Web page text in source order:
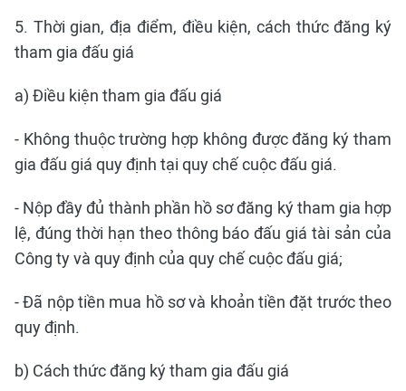
5. Thời gian, địa điểm, điều kiện, cách thức đăng ký
tham gia đấu giá
a) Điều kiện tham gia đấu giá
- Không thuộc trường hợp không được đăng ký tham
gia đấu giá quy định tại quy chế cuộc đấu giá.
- Nộp đầy đủ thành phần hồ sơ đăng ký tham gia hợp
lệ, đúng thời hạn theo thông báo đấu giá tài sản của
Công ty và quy định của quy chế cuộc đấu giá;
- Đã nộp tiền mua hồ sơ và khoản tiền đặt trước theo
quy định.
b) Cách thức đăng ký tham gia đấu giá